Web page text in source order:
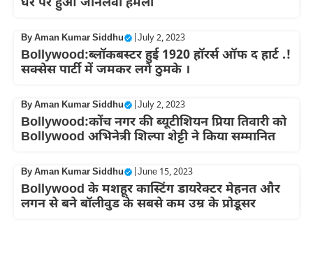
ByAman Kumar Siddhu July 2, 2023
Bollywood:ब्लॉकबस्टर हुई 1920 हॉरर्स ऑफ द हार्ट .!
सक्सेस पार्टी में जमकर लगे ठुमके ।
ByAman Kumar Siddhu July 2, 2023
Bollywood:कोंच नगर की ब्यूटीशियन प्रिया तिवारी को
Bollywood अभिनेत्री शिल्पा शेट्टी ने किया सम्मानित
ByAman Kumar Siddhu June 15, 2023
Bollywood के मशहूर कास्टिंग डायरेक्टर मेहनत और
लगन से बने बॉलीवुड के सबसे कम उम्र के प्रोडूसर